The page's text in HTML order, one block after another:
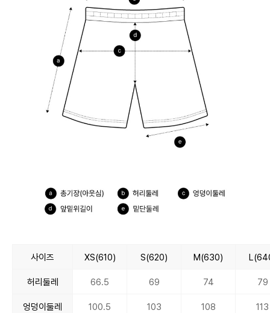
사이즈 XS(610) S(620) M(630)
허리둘레 66.5 69 74 79
엉덩이둘레 100.5 103 108 113